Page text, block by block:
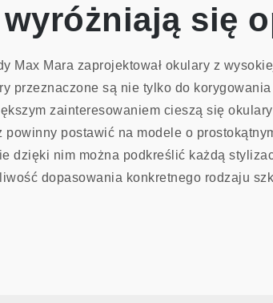
się
Max Mara zaprojektował okulary z
przeznaczone są nie tylko do
zainteresowaniem cieszą się
powinny postawić na modele o
dzięki nim można podkreślić każdą
dopasowania konkretnego rodzaju